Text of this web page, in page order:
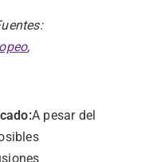
,
A pesar del